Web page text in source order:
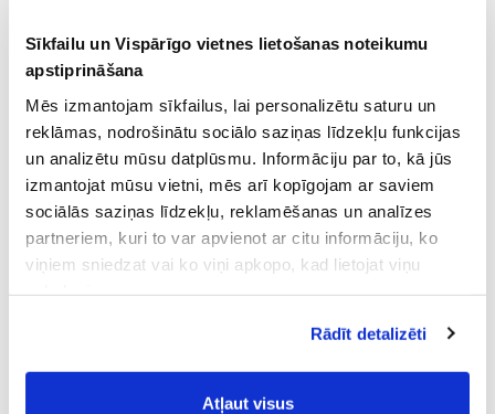
Sīkfailu un Vispārīgo vietnes lietošanas noteikumu
apstiprināšana
Mēs izmantojam sīkfailus, lai personalizētu saturu un
reklāmas, nodrošinātu sociālo saziņas līdzekļu funkcijas
un analizētu mūsu datplūsmu. Informāciju par to, kā jūs
izmantojat mūsu vietni, mēs arī kopīgojam ar saviem
sociālās saziņas līdzekļu, reklamēšanas un analīzes
partneriem, kuri to var apvienot ar citu informāciju, ko
viņiem sniedzat vai ko viņi apkopo, kad lietojat viņu
Vispārīgiem vietnes lietošanas
noteikumiem(saīsināti - VVLN).
Rādīt detalizēti
Atļaut visus